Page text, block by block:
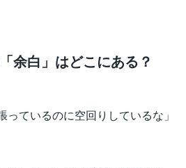
余白」はどこにある？
っているのに空回りしているな」